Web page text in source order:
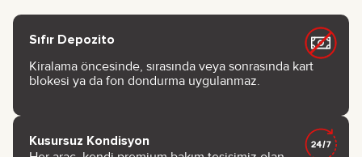
Sıfır Depozito
Kiralama öncesinde, sırasında veya sonrasında kart
blokesi ya da fon dondurma uygulanmaz.
Kusursuz Kondisyon